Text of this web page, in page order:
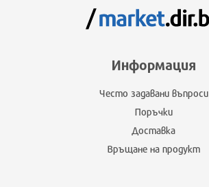
Информация
Често задавани въпроси
Поръчки
Доставка
Връщане на продукт